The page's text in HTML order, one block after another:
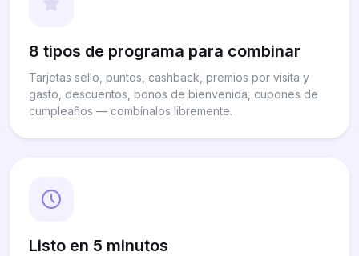
8 tipos de programa para combinar
Tarjetas sello, puntos, cashback, premios por visita y
gasto, descuentos, bonos de bienvenida, cupones de
cumpleaños — combínalos libremente.
Listo en 5 minutos